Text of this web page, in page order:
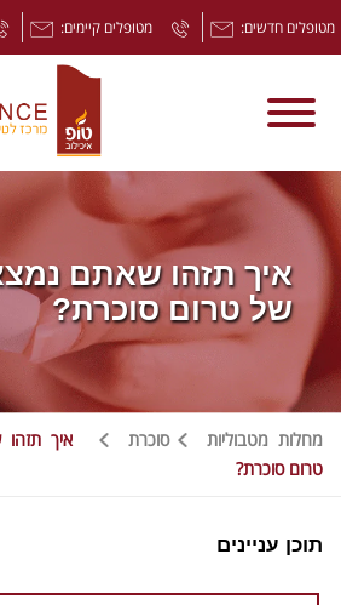
מטופלים חדשים: מטופלים קיימים:
איך תזהו שאתם
של טרום סוכרת?
מחלות מטבוליות סוכרת
איך
טרום סוכרת?
תוכן עניינים